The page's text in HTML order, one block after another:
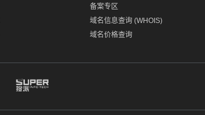
备案专区
域名信息查询 (WHOIS)
域名价格查询